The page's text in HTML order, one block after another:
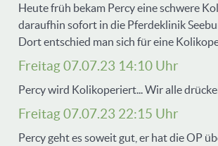
Heute früh bekam Percy eine schwere
daraufhin sofort in die Pferdeklinik
Dort entschied man sich für eine
Freitag 07.07.23 14:10 Uhr
Percy wird Kolikoperiert... Wir alle
Freitag 07.07.23 22:15 Uhr
Percy geht es soweit gut, er hat die OP